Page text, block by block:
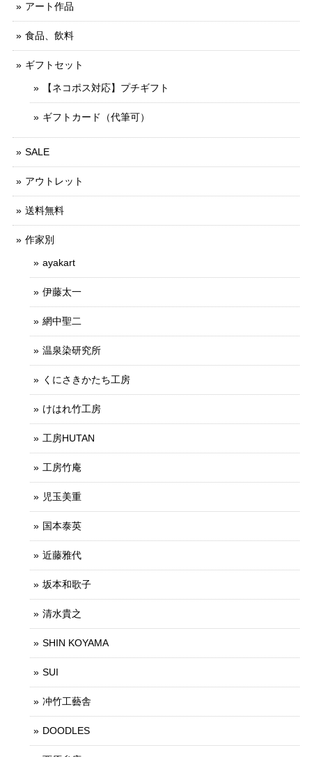
アート作品
食品、飲料
ギフトセット
【ネコポス対応】プチギフト
ギフトカード（代筆可）
SALE
アウトレット
送料無料
作家別
ayakart
伊藤太一
網中聖二
温泉染研究所
くにさきかたち工房
けはれ竹工房
工房HUTAN
工房竹庵
児玉美重
国本泰英
近藤雅代
坂本和歌子
清水貴之
SHIN KOYAMA
SUI
冲竹工藝舎
DOODLES